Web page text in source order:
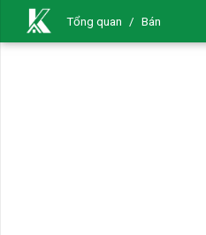
Tổng quan / Bán